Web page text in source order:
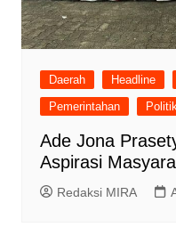
Daerah Headline
Pemerintahan
Ade Jona
Aspirasi
Redaksi MIRA